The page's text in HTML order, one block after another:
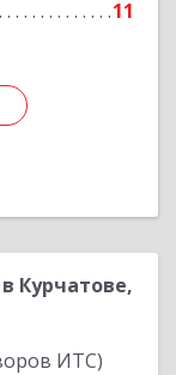
11
Подробнее
Курчатове,
ИТС)